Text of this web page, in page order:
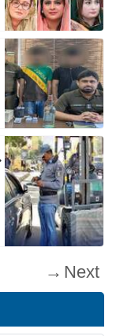
Next →